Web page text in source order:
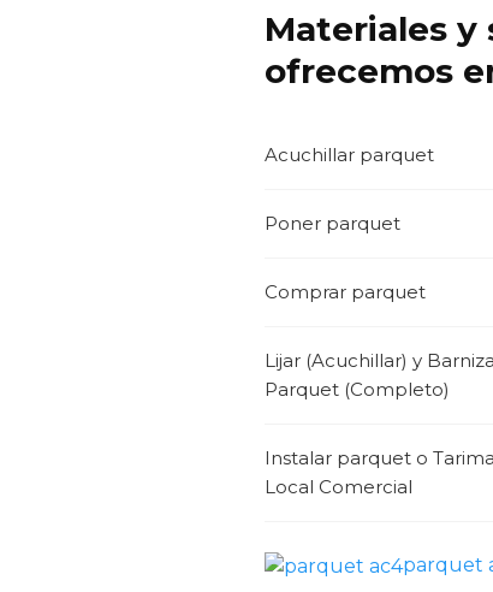
Materiales y
ofrecemos
Acuchillar parquet
Poner parquet
Comprar parquet
Lijar (Acuchillar) y
Parquet (Completo)
Instalar parquet o Tarima
Local Comercial
parquet